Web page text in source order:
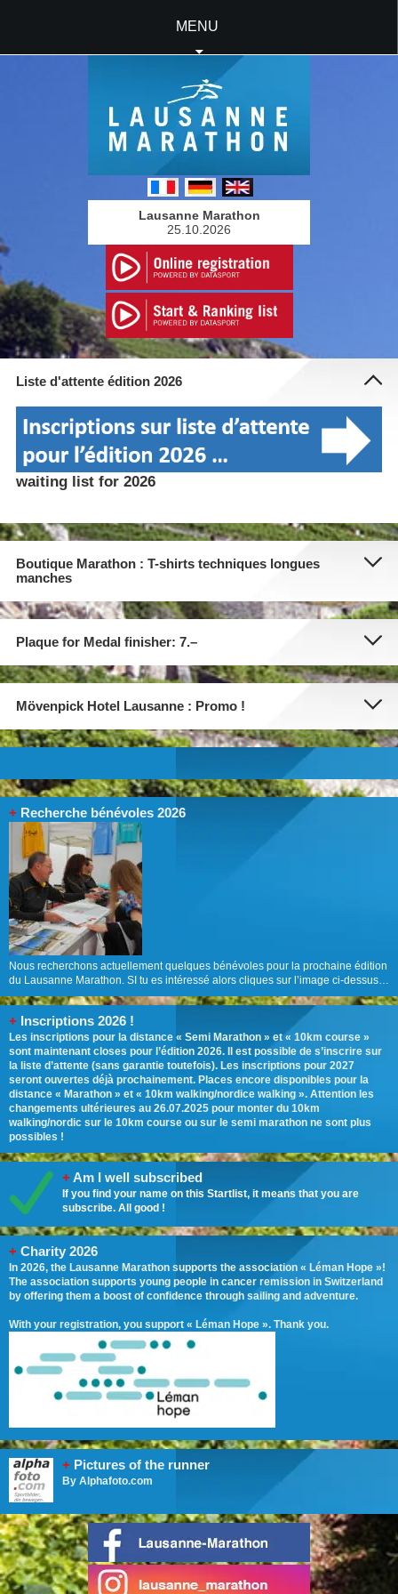
MENU
Lausanne Marathon
25.10.2026
Liste d'attente édition 2026
waiting list for 2026
Boutique Marathon : T-shirts techniques longues
manches
Plaque for Medal finisher: 7.–
Mövenpick Hotel Lausanne : Promo !
+ Recherche bénévoles 2026
Nous recherchons actuellement quelques bénévoles pour la prochaine édition
du Lausanne Marathon. SI tu es intéressé alors cliques sur l’image ci-dessus…
+ Inscriptions 2026 !
Les inscriptions pour la distance « Semi Marathon » et « 10km course »
sont maintenant closes pour l’édition 2026. Il est possible de s’inscrire sur
la liste d’attente (sans garantie toutefois). Les inscriptions pour 2027
seront ouvertes déjà prochainement. Places encore disponibles pour la
distance « Marathon » et « 10km walking/nordice walking ». Attention les
changements ultérieures au 26.07.2025 pour monter du 10km
walking/nordic sur le 10km course ou sur le semi marathon ne sont plus
possibles !
+Am I well subscribed
If you find your name on this Startlist, it means that you are
subscribe. All good !
+ Charity 2026
In 2026, the Lausanne Marathon supports the association « Léman Hope »!
The association supports young people in cancer remission in Switzerland
by offering them a boost of confidence through sailing and adventure.
With your registration, you support « Léman Hope ». Thank you.
+ Pictures of the runner
By Alphafoto.com